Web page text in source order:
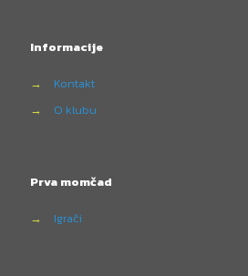
Informacije
→
Kontakt
→
O klubu
Prva momčad
→ Igrači